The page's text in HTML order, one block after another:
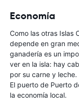
Economía
Como las otras Islas
depende en gran
ganadería es un
ver en la isla: hay
por su carne y
El puerto de Puerto
la economía local.